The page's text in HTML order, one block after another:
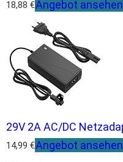
18,88 €Angebot ansehen
29V 2A AC/DC
14,99 €Angebot ansehen